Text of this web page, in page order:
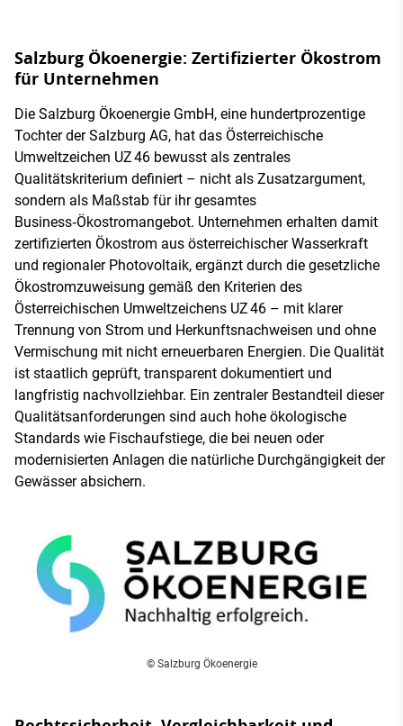
Salzburg Ökoenergie: Zertifizierter Ökostrom
für Unternehmen
Die Salzburg Ökoenergie GmbH, eine hundertprozentige
Tochter der Salzburg AG, hat das Österreichische
Umweltzeichen UZ 46 bewusst als zentrales
Qualitätskriterium definiert – nicht als Zusatzargument,
sondern als Maßstab für ihr gesamtes
Business‑Ökostromangebot. Unternehmen erhalten damit
zertifizierten Ökostrom aus österreichischer Wasserkraft
und regionaler Photovoltaik, ergänzt durch die gesetzliche
Ökostromzuweisung gemäß den Kriterien des
Österreichischen Umweltzeichens UZ 46 – mit klarer
Trennung von Strom und Herkunftsnachweisen und ohne
Vermischung mit nicht erneuerbaren Energien. Die Qualität
ist staatlich geprüft, transparent dokumentiert und
langfristig nachvollziehbar. Ein zentraler Bestandteil dieser
Qualitätsanforderungen sind auch hohe ökologische
Standards wie Fischaufstiege, die bei neuen oder
modernisierten Anlagen die natürliche Durchgängigkeit der
Gewässer absichern.
© Salzburg Ökoenergie